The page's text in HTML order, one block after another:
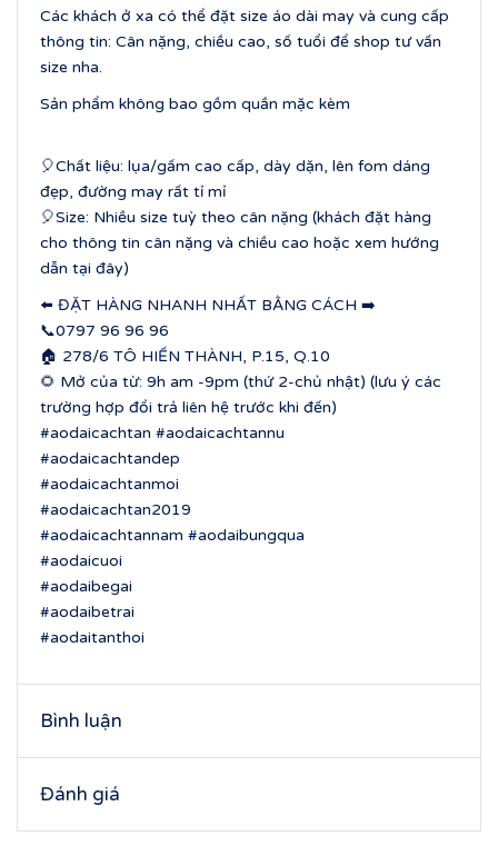
Các khách ở xa có thể đặt size áo dài may và cung cấp
thông tin: Cân nặng, chiều cao, số tuổi để shop tư vấn
size nha.
Sản phẩm không bao gồm quần mặc kèm
🎈Chất liệu: lụa/gấm cao cấp, dày dặn, lên fom dáng
đẹp, đường may rất tỉ mỉ
🎈Size: Nhiều size tuỳ theo cân nặng (khách đặt hàng
cho thông tin cân nặng và chiều cao hoặc xem hướng
dẫn tại đây)
⬅️ ĐẶT HÀNG NHANH NHẤT BẰNG CÁCH ➡️
📞0797 96 96 96
🏠 278/6 TÔ HIẾN THÀNH, P.15, Q.10
🌻 Mở của từ: 9h am -9pm (thứ 2-chủ nhật) (lưu ý các
trường hợp đổi trả liên hệ trước khi đến)
#aodaicachtan #aodaicachtannu
#aodaicachtandep
#aodaicachtanmoi
#aodaicachtan2019
#aodaicachtannam #aodaibungqua
#aodaicuoi
#aodaibegai
#aodaibetrai
#aodaitanthoi
Bình luận
Đánh giá